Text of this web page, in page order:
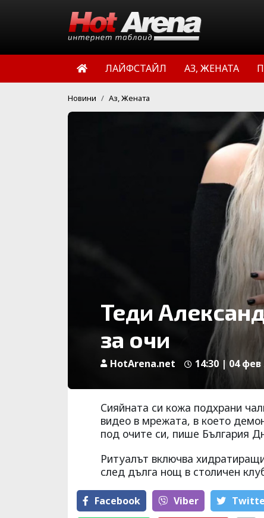
ЛАЙФСТАЙЛ АЗ, ЖЕНАТА
Новини Аз, Жената
Теди
за очи
HotArena.net 14:30 | 04 фев
Сияйната си кожа подхрани
видео в мрежата, в което
под очите си, пише България
Ритуалът включва
след дълга нощ в столичен
Facebook Viber